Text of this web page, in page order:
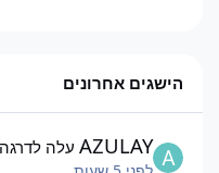
הישגים אחרונים
AZULAY עלה לדרגה